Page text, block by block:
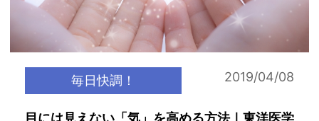
毎日快調！ 2019/04/08